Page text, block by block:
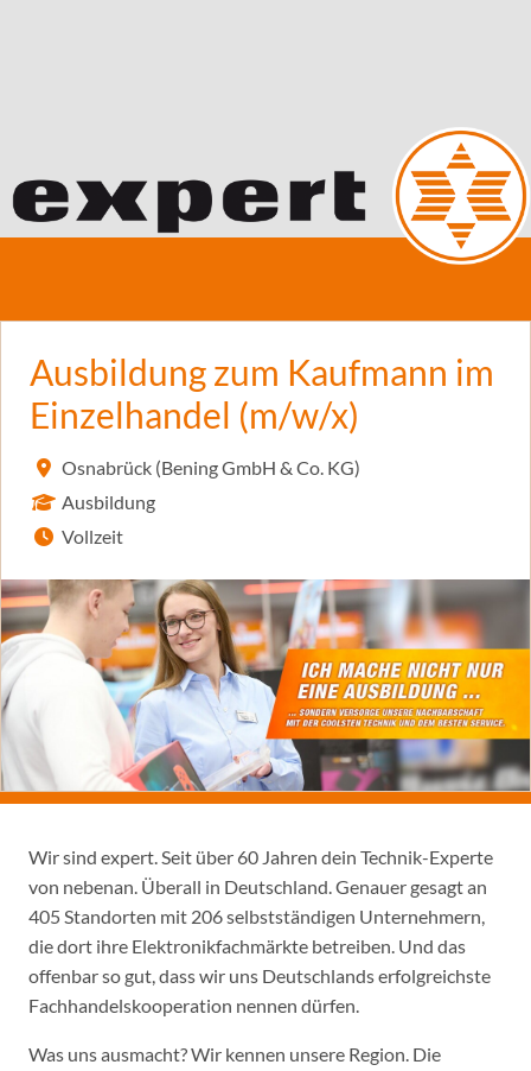
Ausbildung zum Kaufmann im
Einzelhandel (m/w/x)
Osnabrück (Bening GmbH & Co. KG)
Ausbildung
Vollzeit
Wir sind expert. Seit über 60 Jahren dein Technik-Experte
von nebenan. Überall in Deutschland. Genauer gesagt an
405 Standorten mit 206 selbstständigen Unternehmern,
die dort ihre Elektronikfachmärkte betreiben. Und das
offenbar so gut, dass wir uns Deutschlands erfolgreichste
Fachhandelskooperation nennen dürfen.
Was uns ausmacht? Wir kennen unsere Region. Die